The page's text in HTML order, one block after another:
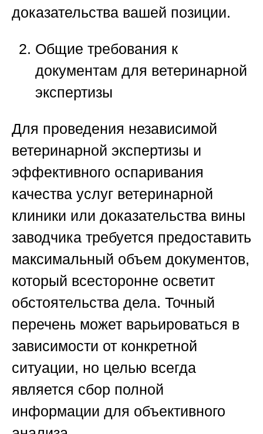
доказательства вашей позиции.
Общие требования к
документам для ветеринарной
экспертизы
Для проведения независимой
ветеринарной экспертизы и
эффективного оспаривания
качества услуг ветеринарной
клиники или доказательства вины
заводчика требуется предоставить
максимальный объем документов,
который всесторонне осветит
обстоятельства дела. Точный
перечень может варьироваться в
зависимости от конкретной
ситуации, но целью всегда
является сбор полной
информации для объективного